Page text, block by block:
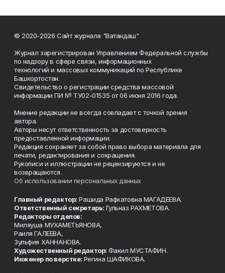
© 2020-2026 Сайт журнала "Ватандаш"
Журнал зарегистрирован Управлением Федеральной службы
по надзору в сфере связи, информационных
технологий и массовых коммуникаций по Республике
Башкортостан.
Свидетельство о регистрации средства массовой
информации ПИ № ТУ02-01535 от 06 июня 2016 года.
Мнение редакции не всегда совпадает с точкой зрения
автора.
Авторы несут ответственность за достоверность
предоставленной информации.
Редакция сохраняет за собой право выбора материала для
печати, редактирования и сокращения.
Рукописи и иллюстрации не рецензируются и не
возвращаются.
Об использовании персональных данных
Главный редактор: Рашида Рафкатовна МАГАДЕЕВА.
Ответственный секретарь: Гульназ РАХМЕТОВА.
Редакторы отделов:
Миляуша МУХАМЕТЬЯНОВА,
Раиля ГАЛЕЕВА,
Зульфия ХАННАНОВА.
Художественный редактор: Факил МУСТАФИН.
Инженер по верстке: Регина ШАФИКОВА.